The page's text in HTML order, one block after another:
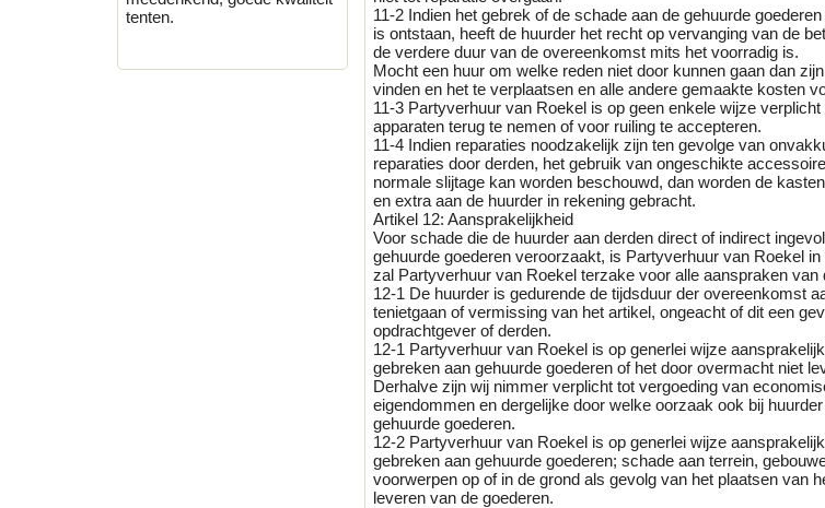
tenten.
11-2 Indien het gebrek of de schade aan de gehuurde
is ontstaan, heeft de huurder het recht op vervanging van de
de verdere duur van de overeenkomst mits het voorradig is.
Mocht een huur om welke reden niet door kunnen gaan dan
vinden en het te verplaatsen en alle andere gemaakte kosten
11-3 Partyverhuur van Roekel is op geen enkele wijze
apparaten terug te nemen of voor ruiling te accepteren.
11-4 Indien reparaties noodzakelijk zijn ten gevolge van
reparaties door derden, het gebruik van ongeschikte
normale slijtage kan worden beschouwd, dan worden de
en extra aan de huurder in rekening gebracht.
Artikel 12: Aansprakelijkheid
Voor schade die de huurder aan derden direct of indirect
gehuurde goederen veroorzaakt, is Partyverhuur van Roekel
zal Partyverhuur van Roekel terzake voor alle aanspraken van
12-1 De huurder is gedurende de tijdsduur der overeenkomst
tenietgaan of vermissing van het artikel, ongeacht of dit een
opdrachtgever of derden.
12-1 Partyverhuur van Roekel is op generlei wijze
gebreken aan gehuurde goederen of het door overmacht niet
Derhalve zijn wij nimmer verplicht tot vergoeding van
eigendommen en dergelijke door welke oorzaak ook bij
gehuurde goederen.
12-2 Partyverhuur van Roekel is op generlei wijze
gebreken aan gehuurde goederen; schade aan terrein,
voorwerpen op of in de grond als gevolg van het plaatsen van
leveren van de goederen.